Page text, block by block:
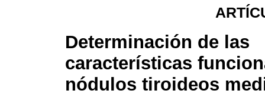
Determinación de las
características
nódulos tiroideos